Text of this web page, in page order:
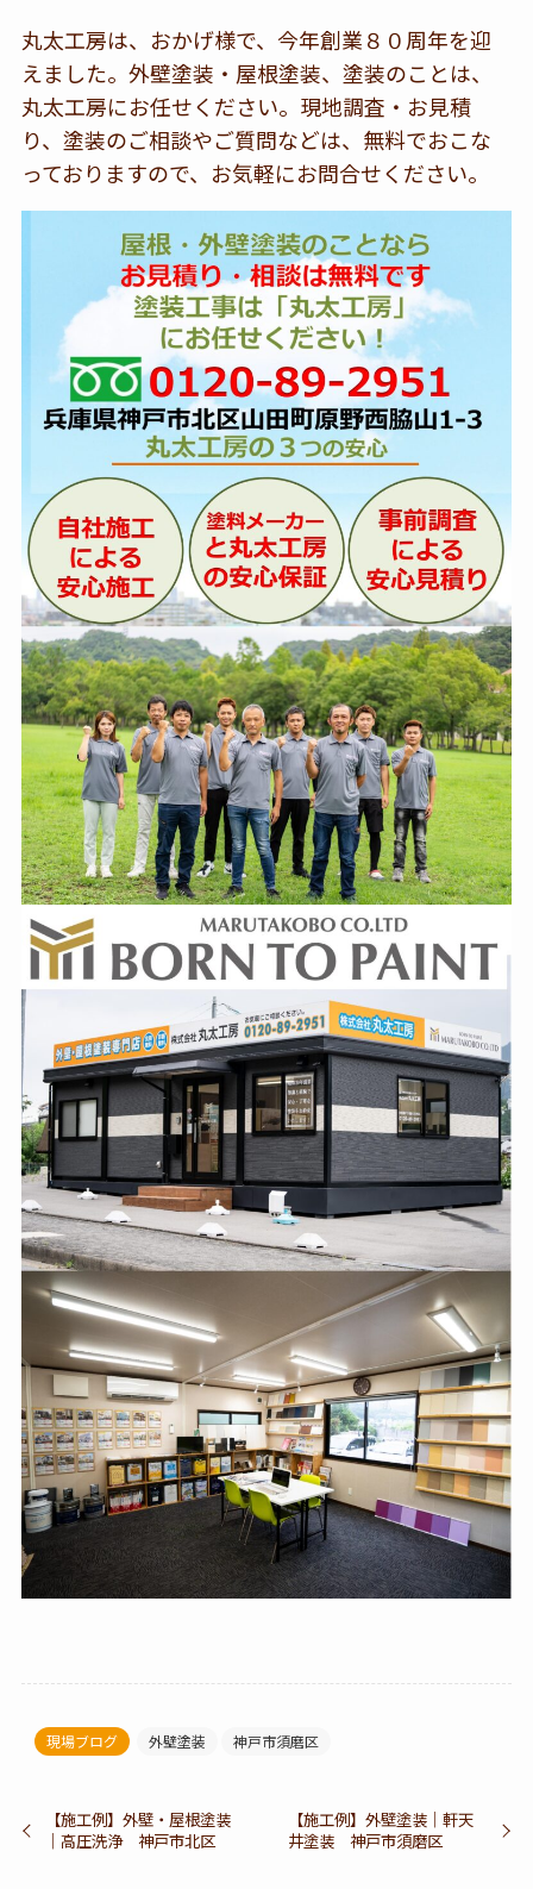
丸太工房は、おかげ様で、今年創業８０周年を迎
えました。外壁塗装・屋根塗装、塗装のことは、
丸太工房にお任せください。現地調査・お見積
り、塗装のご相談やご質問などは、無料でおこな
っておりますので、お気軽にお問合せください。
現場ブログ 外壁塗装 神戸市須磨区
【施工例】外壁・屋根塗装
｜高圧洗浄 神戸市北区
【施工例】外壁塗装｜軒天
井塗装 神戸市須磨区